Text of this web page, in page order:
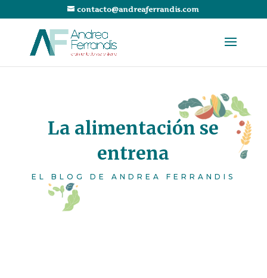
contacto@andreaferrandis.com
La alimentación se
entrena
EL BLOG DE ANDREA FERRANDIS